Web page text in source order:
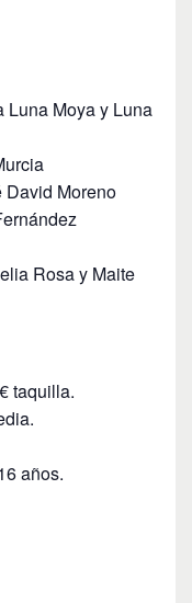
Luna Moya y Luna
David Moreno
Rosa y Maite
taquilla.
años.